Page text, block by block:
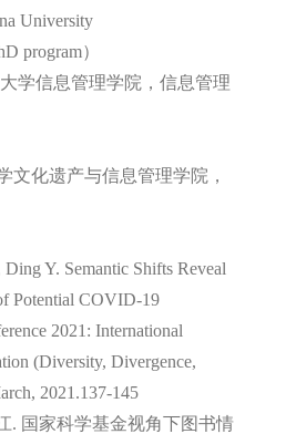
University
program）
大学信息管理学院，信息管理
文化遗产与信息管理学院，
Y. Semantic Shifts Reveal
Potential COVID-19
2021: International
(Diversity, Divergence,
2021.137-145
. 国家科学基金视角下图书情